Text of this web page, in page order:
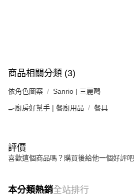
商品相關分類 (3)
依角色圖案 Sanrio | 三麗鷗
🍳廚房好幫手 | 餐廚用品 餐具
評價
喜歡這個商品嗎？購買後給他一個好評吧
本分類熱銷全站排行